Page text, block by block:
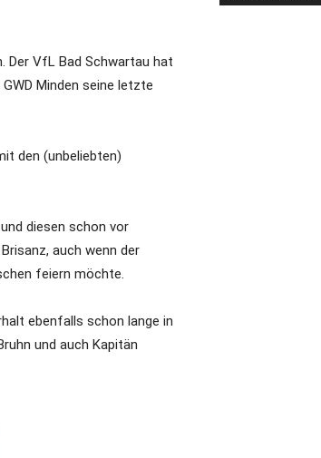
Der VfL Bad Schwartau hat
Minden seine letzte
den (unbeliebten)
diesen schon vor
auch wenn der
feiern möchte.
ebenfalls schon lange in
und auch Kapitän